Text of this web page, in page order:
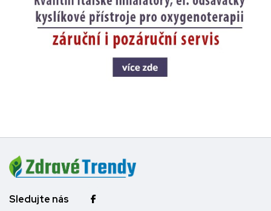
Sledujte nás